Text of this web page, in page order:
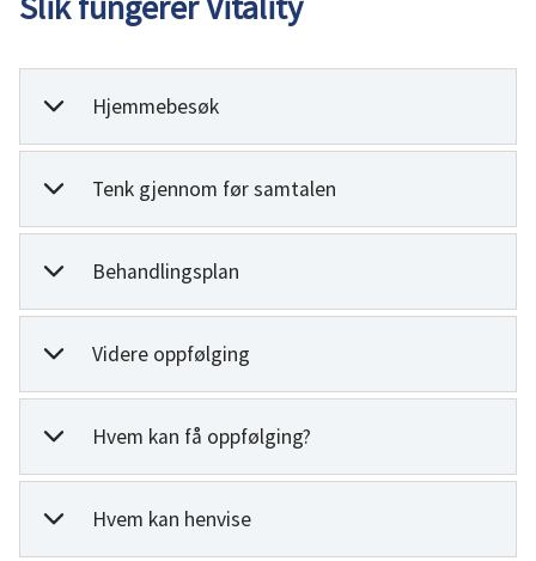
Hjemmebesøk
Tenk gjennom før samtalen
Behandlingsplan
Videre oppfølging
Hvem kan få oppfølging?
Hvem kan henvise